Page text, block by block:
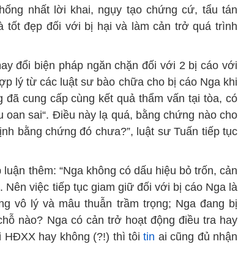
nhất lời khai, ngụy tạo chứng cứ, tẩu tán
tốt đẹp đối với bị hại và làm cản trở quá trình
đổi biện pháp ngăn chặn đối với 2 bị cáo với
lý từ các luật sư bào chữa cho bị cáo Nga khi
đã cung cấp cùng kết quả thẩm vấn tại tòa, có
sai“. Điều này lạ quá, bằng chứng nào cho
bằng chứng đó chưa?”, luật sư Tuấn tiếp tục
thêm: “Nga không có dấu hiệu bỏ trốn, cản
việc tiếp tục giam giữ đối với bị cáo Nga là
vô lý và mâu thuẫn trầm trọng; Nga đang bị
nào? Nga có cản trở hoạt động điều tra hay
HĐXX hay không (?!) thì tôitin ai cũng đủ nhận